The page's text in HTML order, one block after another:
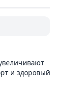
и здоровый